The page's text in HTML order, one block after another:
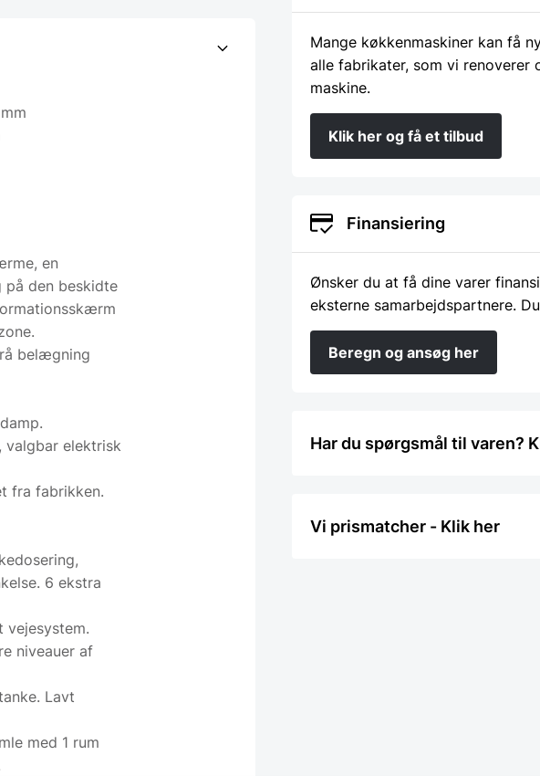
en
den beskidte
belægning
valgbar elektrisk
fra fabrikken.
6 ekstra
vejesystem.
niveauer af
Lavt
med 1 rum
Mange køkkenmaskiner kan få
alle fabrikater, som vi
maskine.
Klik her og få et tilbud
Finansiering
Ønsker du at få dine varer
eksterne samarbejdspartnere.
Beregn og ansøg her
Har du spørgsmål til varen?
Vi prismatcher - Klik her